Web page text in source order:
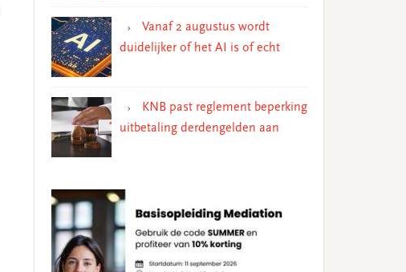
Vanaf 2 augustus wordt
duidelijker of het AI is of echt
KNB past reglement beperking
uitbetaling derdengelden aan